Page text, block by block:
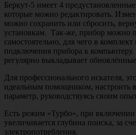
Беркут-5 имеет 4
которые можно редактировать.
можно сохранить или сбросить,
установкам. Так-же, прибор можно
самостоятельно, для чего в комплект
подключения прибора к
регулярно выкладывает
Для профессионального искателя,
идеальным помощником, настроить
параметр, руководствуясь своим
Есть режим «Турбо», при включении
увеличивается глубина поиска, за
электропотребления.